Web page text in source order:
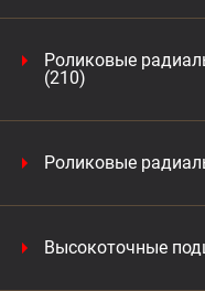
Роликовые
(210)
Роликовые
Высокоточные